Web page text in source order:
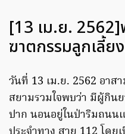
[13 เม.ย.
ฆาตกรรมลูกเลี้ย
วันที่ 13 เม.ย. 2562 อา
สยามรวมใจพบว่า มีผู้กิ
ปาก นอนอยู่ในป่าริมถนน